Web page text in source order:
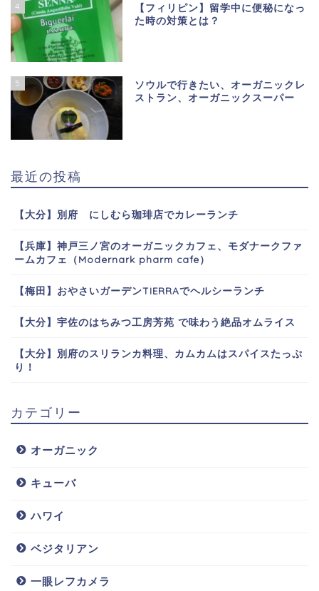
4
【フィリピン】留学中に便秘になっ
た時の対策とは？
5
ソウルで行きたい、オーガニックレ
ストラン、オーガニックスーパー
最近の投稿
【大分】別府 にしむら珈琲店でカレーランチ
【兵庫】神戸三ノ宮のオーガニックカフェ、モダナークファ
ームカフェ（Modernark pharm cafe）
【梅田】おやさいガーデンTIERRAでヘルシーランチ
【大分】宇佐のはちみつ工房芳苑 で味わう絶品オムライス
【大分】別府のスリランカ料理、カムカムはスパイスたっぷ
り！
カテゴリー
オーガニック
キューバ
ハワイ
ベジタリアン
一眼レフカメラ